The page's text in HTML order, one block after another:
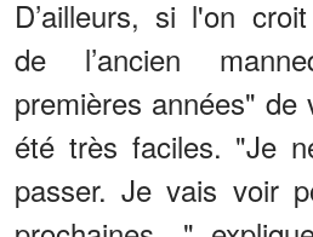
D’ailleurs, si l'on
de l’ancien
premières années" de
été très faciles. "Je
passer. Je vais voir